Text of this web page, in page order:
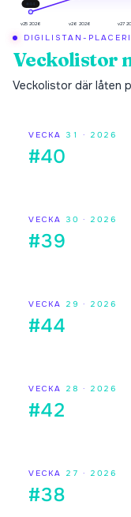
# 44
v25 2026 v26 2026 v27
DIGILISTAN-
Veckolistor
Veckolistor där låten
VECKA 31 · 2026
#40
VECKA 30 · 2026
#39
VECKA 29 · 2026
#44
VECKA 28 · 2026
#42
VECKA 27 · 2026
#38